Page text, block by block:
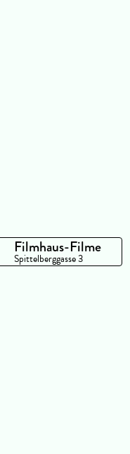
Filmhaus-Filme
Spittelberggasse 3